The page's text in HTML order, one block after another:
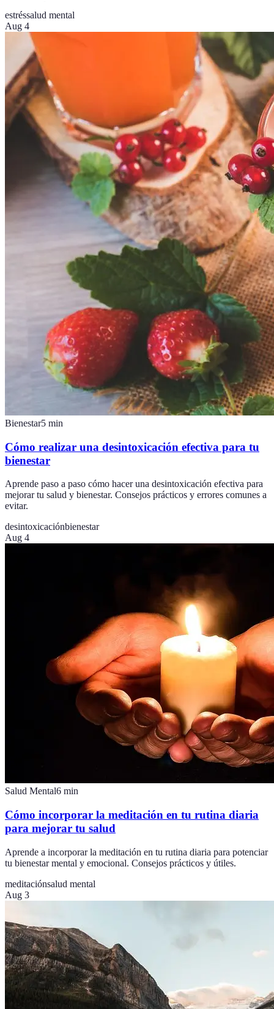
estréssalud mental
Aug 4
Bienestar5 min
Cómo realizar una desintoxicación efectiva para tu
bienestar
Aprende paso a paso cómo hacer una desintoxicación efectiva para
mejorar tu salud y bienestar. Consejos prácticos y errores comunes a
evitar.
desintoxicaciónbienestar
Aug 4
Salud Mental6 min
Cómo incorporar la meditación en tu rutina diaria
para mejorar tu salud
Aprende a incorporar la meditación en tu rutina diaria para potenciar
tu bienestar mental y emocional. Consejos prácticos y útiles.
meditaciónsalud mental
Aug 3